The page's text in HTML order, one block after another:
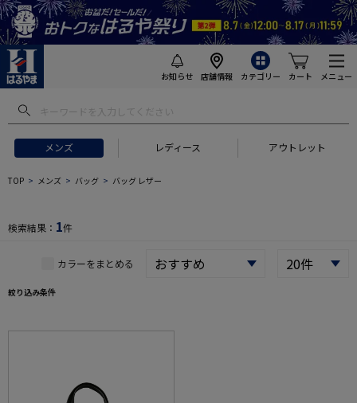
お知らせ 店舗情報 カテゴリー カート メニュー
メンズ レディース アウトレット
フトにおすすめ #セットアップ スーツ
TOP メンズ バッグ バッグ レザー
検索結果： 1件
カラーをまとめる
絞り込み条件